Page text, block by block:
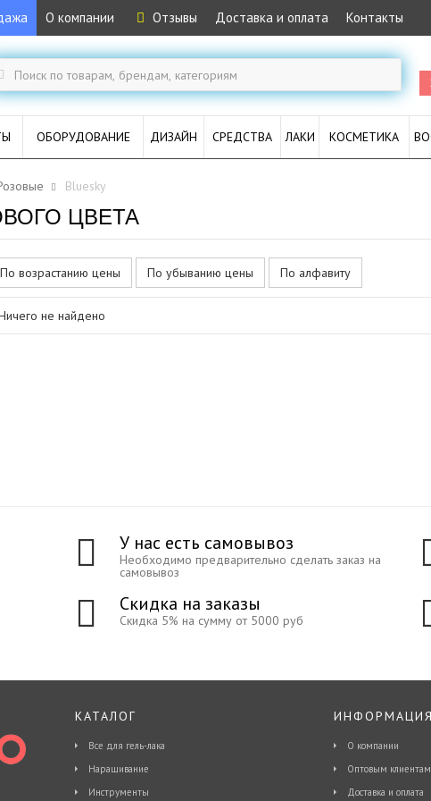
О компании Отзывы Доставка и оплата Контакты
ОБОРУДОВАНИЕ ДИЗАЙН СРЕДСТВА ЛАКИ КОСМЕТИКА
Bluesky
ЦВЕТА
По возрастанию цены По убыванию цены По алфавиту
не найдено
У нас есть самовывоз
Необходимо предварительно сделать заказ на
самовывоз
Скидка на заказы
Скидка 5% на сумму от 5000 руб
КАТАЛОГ
Все для гель-лака
Наращивание
Инструменты
ИНФОРМАЦИЯ
О компании
Оптовым клиентам
Доставка и оплата